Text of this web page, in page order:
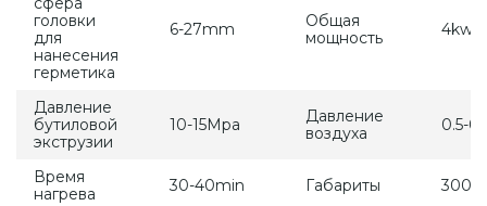
головки
для
нанесения
герметикa
6-27mm
Общая
мощность
4kw
Давление
бутиловой
экструзии
10-15Mpa
Давление
воздуха
0.5-
Время
нагрева
30-40min Габариты